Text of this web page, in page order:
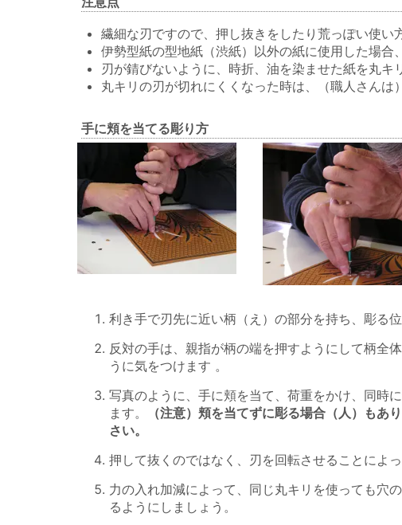
繊細な刃ですので、押し抜きをしたり荒っぽい使い
伊勢型紙の型地紙（渋紙）以外の紙に使用した場合
刃が錆びないように、時折、油を染ませた紙を丸キ
丸キリの刃が切れにくくなった時は、（職人さんは
手に頬を当てる彫り方
利き手で刃先に近い柄（え）の部分を持ち、彫る位
反対の手は、親指が柄の端を押すようにして柄全
うに気をつけます 。
写真のように、手に頬を当て、荷重をかけ、同時
ます。
（注意）頬を当てずに彫る場合（人）もあ
さい。
押して抜くのではなく、刃を回転させることによっ
力の入れ加減によって、同じ丸キリを使っても穴
るようにしましょう。